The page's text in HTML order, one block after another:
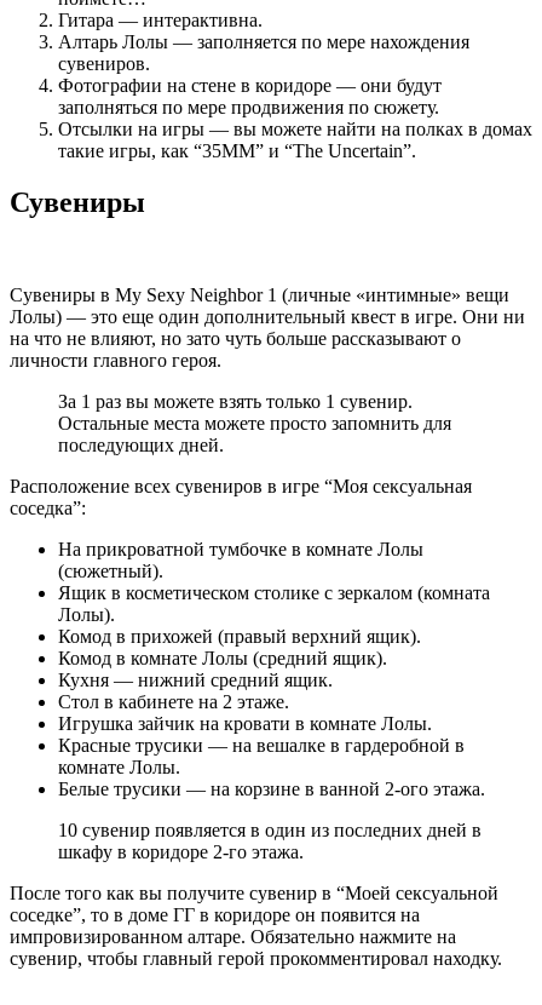
Гитара — интерактивна.
Алтарь Лолы — заполняется по мере нахождения
сувениров.
Фотографии на стене в коридоре — они будут
заполняться по мере продвижения по сюжету.
Отсылки на игры — вы можете найти на полках в домах
такие игры, как “35MM” и “The Uncertain”.
Сувениры
Сувениры в My Sexy Neighbor 1 (личные «интимные» вещи
Лолы) — это еще один дополнительный квест в игре. Они ни
на что не влияют, но зато чуть больше рассказывают о
личности главного героя.
За 1 раз вы можете взять только 1 сувенир.
Остальные места можете просто запомнить для
последующих дней.
Расположение всех сувениров в игре “Моя сексуальная
соседка”:
На прикроватной тумбочке в комнате Лолы
(сюжетный).
Ящик в косметическом столике с зеркалом (комната
Лолы).
Комод в прихожей (правый верхний ящик).
Комод в комнате Лолы (средний ящик).
Кухня — нижний средний ящик.
Стол в кабинете на 2 этаже.
Игрушка зайчик на кровати в комнате Лолы.
Красные трусики — на вешалке в гардеробной в
комнате Лолы.
Белые трусики — на корзине в ванной 2-ого этажа.
10 сувенир появляется в один из последних дней в
шкафу в коридоре 2-го этажа.
После того как вы получите сувенир в “Моей сексуальной
соседке”, то в доме ГГ в коридоре он появится на
импровизированном алтаре. Обязательно нажмите на
сувенир, чтобы главный герой прокомментировал находку.